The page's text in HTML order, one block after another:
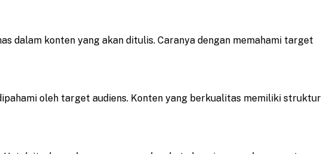
dalam konten yang akan ditulis. Caranya dengan memahami target
oleh target audiens. Konten yang berkualitas memiliki struktur